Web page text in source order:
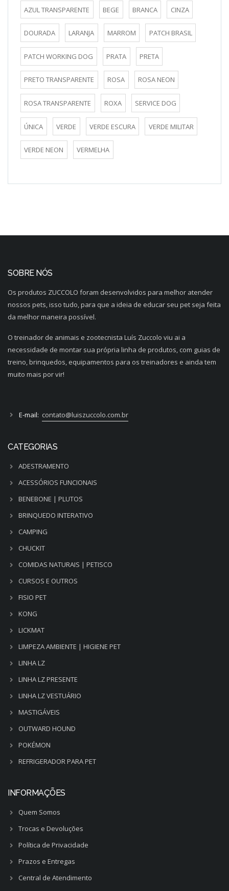
AZUL TRANSPARENTE BEGE BRANCA CINZA
DOURADA LARANJA MARROM PATCH BRASIL
PATCH WORKING DOG PRATA PRETA
PRETO TRANSPARENTE ROSA ROSA NEON
ROSA TRANSPARENTE ROXA SERVICE DOG
ÚNICA VERDE VERDE ESCURA VERDE MILITAR
VERDE NEON VERMELHA
SOBRE NÓS
Os produtos ZUCCOLO foram desenvolvidos para melhor atender
nossos pets, isso tudo, para que a ideia de educar seu pet seja feita
da melhor maneira possível.
O treinador de animais e zootecnista Luís Zuccolo viu ai a
necessidade de montar sua própria linha de produtos, com guias de
treino, brinquedos, equipamentos para os treinadores e ainda tem
muito mais por vir!
E-mail: contato@luiszuccolo.com.br
CATEGORIAS
ADESTRAMENTO
ACESSÓRIOS FUNCIONAIS
BENEBONE | PLUTOS
BRINQUEDO INTERATIVO
CAMPING
CHUCKIT
COMIDAS NATURAIS | PETISCO
CURSOS E OUTROS
FISIO PET
KONG
LICKMAT
LIMPEZA AMBIENTE | HIGIENE PET
LINHA LZ
LINHA LZ PRESENTE
LINHA LZ VESTUÁRIO
MASTIGÁVEIS
OUTWARD HOUND
POKÉMON
REFRIGERADOR PARA PET
INFORMAÇÕES
Quem Somos
Trocas e Devoluções
Política de Privacidade
Prazos e Entregas
Central de Atendimento